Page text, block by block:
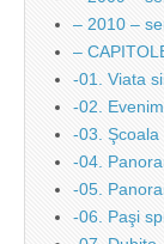
– 2010 –
–
-01. Viata
-02.
-03.
-04.
-05.
-06. Paşi